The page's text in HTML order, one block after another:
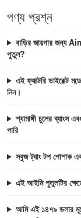
পণ্য প্রশ্ন
বাড়ির জায়গার জন্য
পুতুল?
এই ফ্যাক্টরি ডাইরেক্ট
নিন।
শ্যামাঙ্গী চুলের ব্যাংস
পারি
সবুজ ট্যাং টপ পোশাক
এই আইমি পুতুলটির
আমি এই ১৪৭৯ ডলার